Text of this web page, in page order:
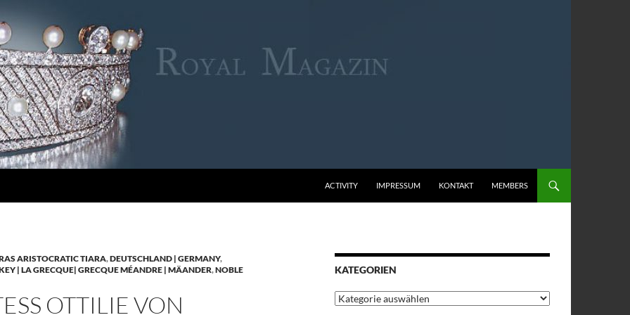
ACTIVITY IMPRESSUM KONTAKT MEMBERS
ARISTOCRATIC TIARA,DEUTSCHLAND | GERMANY,
| LA GRECQUE| GRECQUE MÉANDRE | MÄANDER,NOBLE
OTTILIE VON
KATEGORIEN
Kategorien